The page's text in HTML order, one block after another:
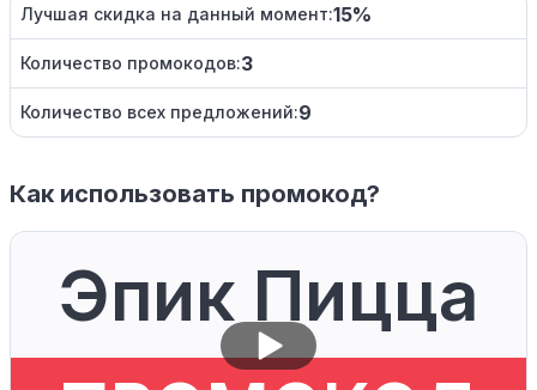
Лучшая скидка на данный момент:15%
Количество промокодов:3
Количество всех предложений:9
Как использовать промокод?
Эпик Пицца